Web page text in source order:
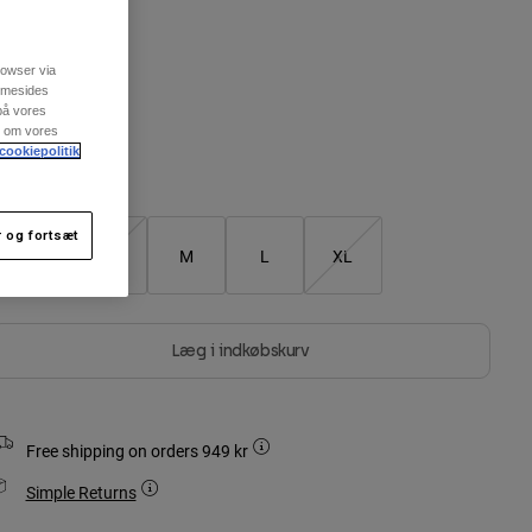
valgt
XS M L XL
Læg i indkøbskurv
Free shipping on orders 949 kr
Simple Returns
via
vores
om vores
cookiepolitik
og fortsæt